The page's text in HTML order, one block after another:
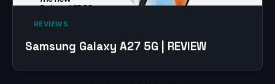
‎ REVIEWS‎
Samsung Galaxy A27 5G | REVIEW